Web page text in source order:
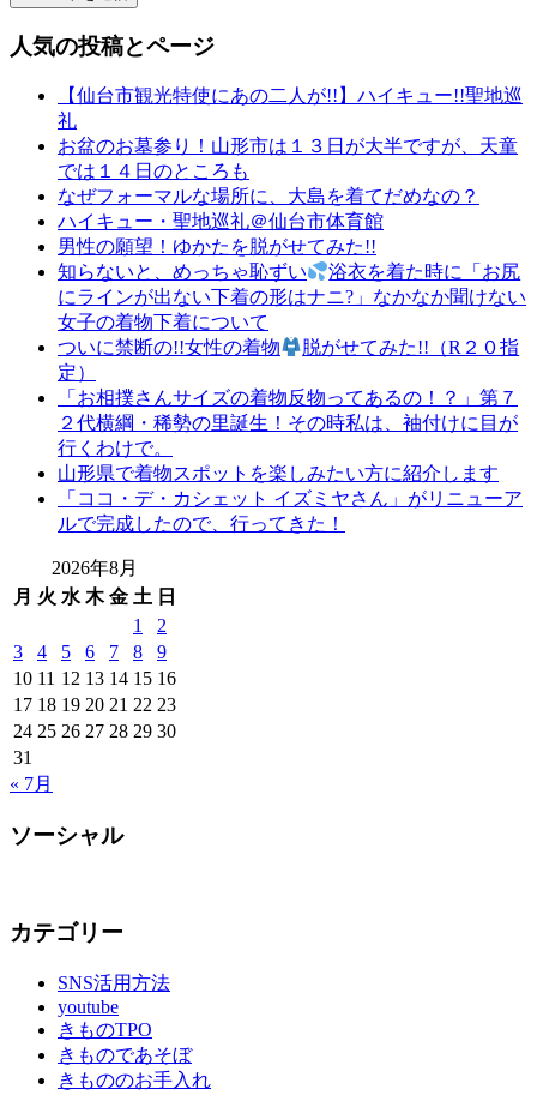
人気の投稿とページ
【仙台市観光特使にあの二人が!!】ハイキュー!!聖地巡
礼
お盆のお墓参り！山形市は１３日が大半ですが、天童
では１４日のところも
なぜフォーマルな場所に、大島を着てだめなの？
ハイキュー・聖地巡礼＠仙台市体育館
男性の願望！ゆかたを脱がせてみた!!
知らないと、めっちゃ恥ずい
浴衣を着た時に「お尻
にラインが出ない下着の形はナニ?」なかなか聞けない
女子の着物下着について
ついに禁断の!!女性の着物
脱がせてみた!!（R２０指
定）
「お相撲さんサイズの着物反物ってあるの！？」第７
２代横綱・稀勢の里誕生！その時私は、袖付けに目が
行くわけで。
山形県で着物スポットを楽しみたい方に紹介します
「ココ・デ・カシェット イズミヤさん」がリニューア
ルで完成したので、行ってきた！
2026年8月
月 火 水 木 金 土 日
1
2
3
4 5 6 7 8
9
10 11 12 13 14 15 16
17 18 19 20 21 22 23
24 25 26 27 28 29 30
31
« 7月
ソーシャル
カテゴリー
SNS活用方法
youtube
きものTPO
きものであそぼ
きもののお手入れ